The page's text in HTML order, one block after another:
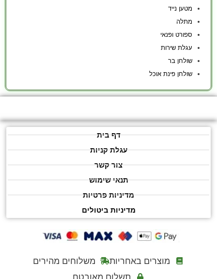
מטען נייד
מתלה
ספורט ופנאי
עגלת שירות
שולחן בר
שולחן פינת אוכל
דף בית
עגלת קניות
צור קשר
תנאי שימוש
מדיניות פרטיות
מדיניות ביטולים
מוצרים באחריות
משלוחים מהירים
תשלום מאובטח